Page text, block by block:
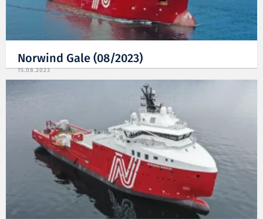
Norwind Gale (08/2023)
15.08.2023